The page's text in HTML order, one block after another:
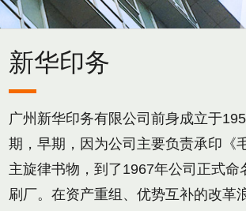
新华印务
广州新华印务有限公司前身成立于
期，早期，因为公司主要负责承印《
主旋律书物，到了1967年公司正式命
刷厂。在资产重组、优势互补的改革